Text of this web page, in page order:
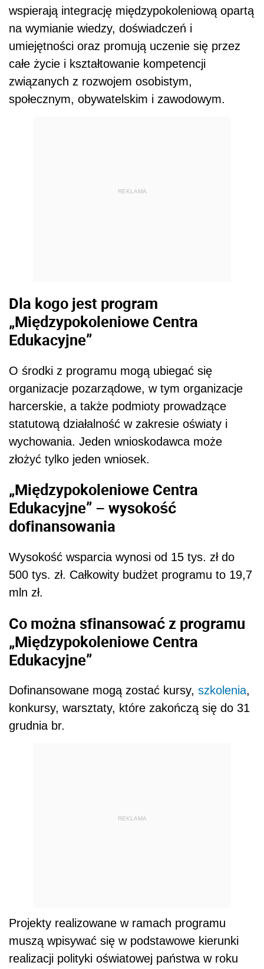
wspierają integrację międzypokoleniową opartą
na wymianie wiedzy, doświadczeń i
umiejętności oraz promują uczenie się przez
całe życie i kształtowanie kompetencji
związanych z rozwojem osobistym,
społecznym, obywatelskim i zawodowym.
REKLAMA
Dla kogo jest program
„Międzypokoleniowe Centra
Edukacyjne”
O środki z programu mogą ubiegać się
organizacje pozarządowe, w tym organizacje
harcerskie, a także podmioty prowadzące
statutową działalność w zakresie oświaty i
wychowania. Jeden wnioskodawca może
złożyć tylko jeden wniosek.
„Międzypokoleniowe Centra
Edukacyjne” – wysokość
dofinansowania
Wysokość wsparcia wynosi od 15 tys. zł do
500 tys. zł. Całkowity budżet programu to 19,7
mln zł.
Co można sfinansować z programu
„Międzypokoleniowe Centra
Edukacyjne”
Dofinansowane mogą zostać kursy, szkolenia,
konkursy, warsztaty, które zakończą się do 31
grudnia br.
REKLAMA
Projekty realizowane w ramach programu
muszą wpisywać się w podstawowe kierunki
realizacji polityki oświatowej państwa w roku